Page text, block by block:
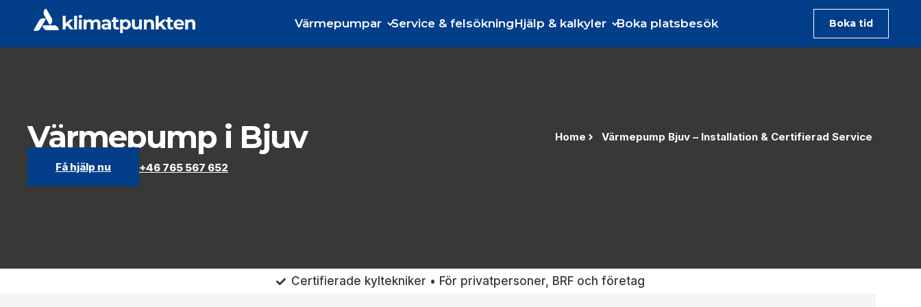
Värmepumpar Service & felsökningHjälp & kalkyler Boka platsbesök Boka tid
Värmepump i Bjuv Home Värmepump Bjuv – Installation & Certifierad Service
Få hjälp nu +46 765 567 652
Certifierade kyltekniker • För privatpersoner, BRF och företag